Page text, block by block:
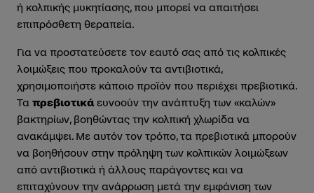
ή κολπικής μυκητίασης, που μπορεί να απαιτήσει
επιπρόσθετη θεραπεία.
Για να προστατεύσετε τον εαυτό σας από τις κολπικές
λοιμώξεις που προκαλούν τα αντιβιοτικά,
χρησιμοποιήστε κάποιο προϊόν που περιέχει πρεβιοτικά.
Τα πρεβιοτικά ευνοούν την ανάπτυξη των «καλών»
βακτηρίων, βοηθώντας την κολπική χλωρίδα να
ανακάμψει. Με αυτόν τον τρόπο, τα πρεβιοτικά μπορούν
να βοηθήσουν στην πρόληψη των κολπικών λοιμώξεων
από αντιβιοτικά ή άλλους παράγοντες και να
επιταχύνουν την ανάρρωση μετά την εμφάνιση των